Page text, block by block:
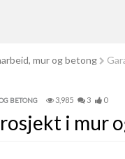
mur og betong
BETONG 3,985 3 0
i mur